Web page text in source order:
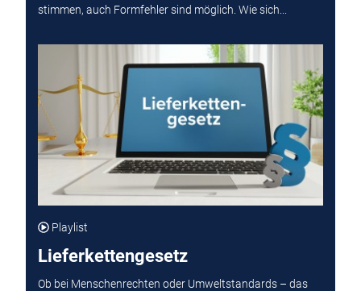
stimmen, auch Formfehler sind möglich. Wie sich...
Playlist
Lieferkettengesetz
Ob bei Menschenrechten oder Umweltstandards – das